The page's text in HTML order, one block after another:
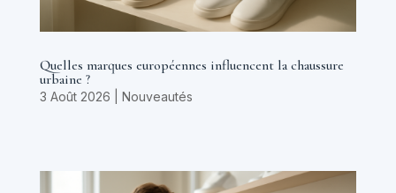
Quelles marques européennes influencent la chaussure
urbaine ?
3 Août 2026 Nouveautés